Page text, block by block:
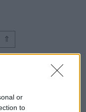
or
to
⇑